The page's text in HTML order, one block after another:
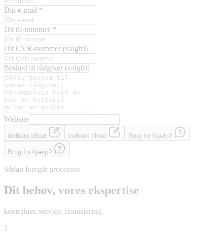
Din e-mail *
Dit tlf-nummer *
Dit CVR-nummer (valgfri)
Besked til rådgiver (valgfri)
Website
Indhent tilbud Indhent tilbud Brug for hjælp?
Brug for hjælp?
Sådan foregår processen
Dit behov, vores ekspertise
kontrakter, service, finansiering.
1